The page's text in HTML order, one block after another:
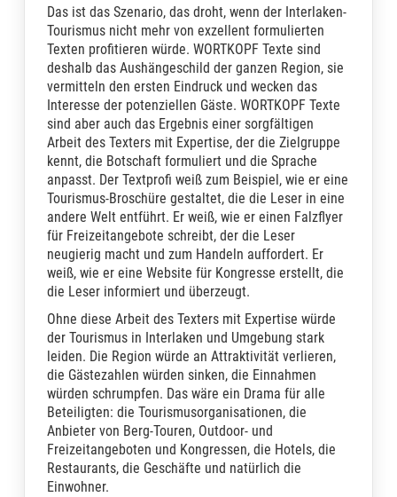
Das ist das Szenario, das droht, wenn der Interlaken-
Tourismus nicht mehr von exzellent formulierten
Texten profitieren würde. WORTKOPF Texte sind
deshalb das Aushängeschild der ganzen Region, sie
vermitteln den ersten Eindruck und wecken das
Interesse der potenziellen Gäste. WORTKOPF Texte
sind aber auch das Ergebnis einer sorgfältigen
Arbeit des Texters mit Expertise, der die Zielgruppe
kennt, die Botschaft formuliert und die Sprache
anpasst. Der Textprofi weiß zum Beispiel, wie er eine
Tourismus-Broschüre gestaltet, die die Leser in eine
andere Welt entführt. Er weiß, wie er einen Falzflyer
für Freizeitangebote schreibt, der die Leser
neugierig macht und zum Handeln auffordert. Er
weiß, wie er eine Website für Kongresse erstellt, die
die Leser informiert und überzeugt.
Ohne diese Arbeit des Texters mit Expertise würde
der Tourismus in Interlaken und Umgebung stark
leiden. Die Region würde an Attraktivität verlieren,
die Gästezahlen würden sinken, die Einnahmen
würden schrumpfen. Das wäre ein Drama für alle
Beteiligten: die Tourismusorganisationen, die
Anbieter von Berg-Touren, Outdoor- und
Freizeitangeboten und Kongressen, die Hotels, die
Restaurants, die Geschäfte und natürlich die
Einwohner.